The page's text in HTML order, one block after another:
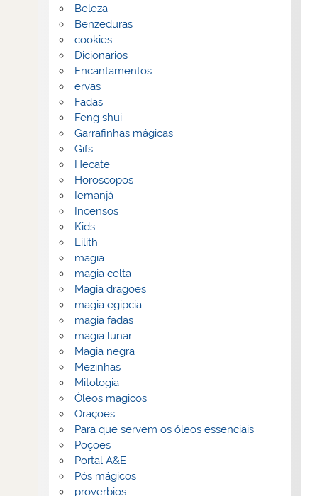
Beleza
Benzeduras
cookies
Dicionarios
Encantamentos
ervas
Fadas
Feng shui
Garrafinhas mágicas
Gifs
Hecate
Horoscopos
Iemanjá
Incensos
Kids
Lilith
magia
magia celta
Magia dragoes
magia egipcia
magia fadas
magia lunar
Magia negra
Mezinhas
Mitologia
Óleos magicos
Orações
Para que servem os óleos essenciais
Poções
Portal A&E
Pós mágicos
proverbios